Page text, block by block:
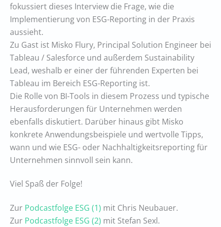
fokussiert dieses Interview die Frage, wie die
Implementierung von ESG-Reporting in der Praxis
aussieht.
Zu Gast ist Misko Flury, Principal Solution Engineer bei
Tableau / Salesforce und außerdem Sustainability
Lead, weshalb er einer der führenden Experten bei
Tableau im Bereich ESG-Reporting ist.
Die Rolle von BI-Tools in diesem Prozess und typische
Herausforderungen für Unternehmen werden
ebenfalls diskutiert. Darüber hinaus gibt Misko
konkrete Anwendungsbeispiele und wertvolle Tipps,
wann und wie ESG- oder Nachhaltigkeitsreporting für
Unternehmen sinnvoll sein kann.
Viel Spaß der Folge!
Zur Podcastfolge ESG (1) mit Chris Neubauer.
Zur Podcastfolge ESG (2) mit Stefan Sexl.